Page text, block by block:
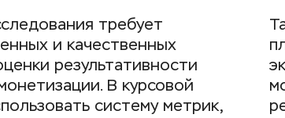
требует
и качественных
результативности
В курсовой
систему метрик,